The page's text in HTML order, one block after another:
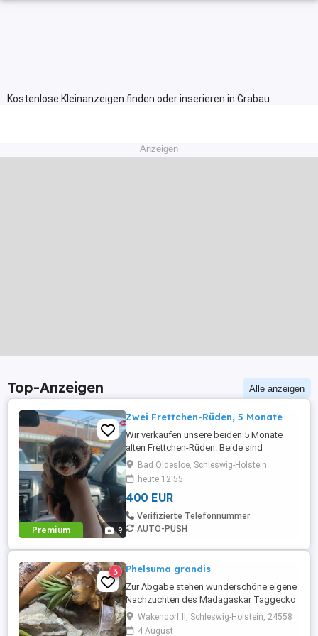
Kostenlose Kleinanzeigen finden oder inserieren in Grabau
Anzeigen
Top-Anzeigen Alle anzeigen
Premium 9
Zwei Frettchen-Rüden, 5 Monate
Wir verkaufen unsere beiden 5 Monate
alten Frettchen-Rüden. Beide sind
gechippt, kastriert und entwurmt und
besitzen jeweils einen EU-
Heimtierausweis. Die beiden werden nur
zusammen abgegeben, da sie aneinander
gewöhnt sind. Im Preis enthalten sind
beide Frettchen, der Käfig sowie
Bad Oldesloe, Schleswig-Holstein
heute 12:55
400 EUR
Verifizierte Telefonnummer
AUTO-PUSH
3 Phelsuma grandis
Zur Abgabe stehen wunderschöne eigene
Nachzuchten des Madagaskar Taggecko
Phelsuma grandis. Die Tiere werden mit
hochwertigen Futtertieren und UV Licht
Wakendorf II, Schleswig-Holstein, 24558
4 August